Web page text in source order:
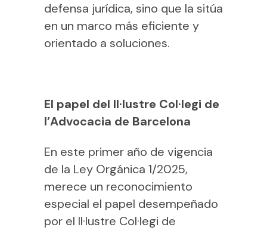
defensa jurídica, sino que la sitúa
en un marco más eficiente y
orientado a soluciones.
El papel del Il·lustre Col·legi de
l’Advocacia de Barcelona
En este primer año de vigencia
de la Ley Orgánica 1/2025,
merece un reconocimiento
especial el papel desempeñado
por el Il·lustre Col·legi de